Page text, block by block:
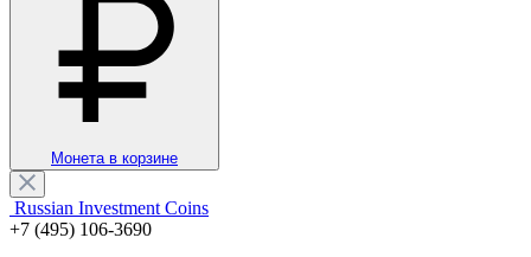
Монета в корзине
Russian Investment Coins
+7 (495) 106-3690